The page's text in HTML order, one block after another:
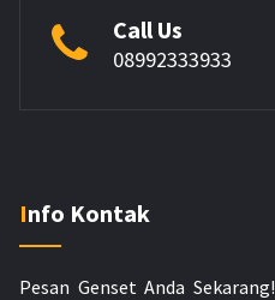
Call Us
08992333933
Info Kontak
Pesan Genset Anda Sekarang!